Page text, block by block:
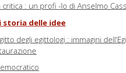
: un profi -lo di Anselmo
delle idee
degli egittologi : immagini